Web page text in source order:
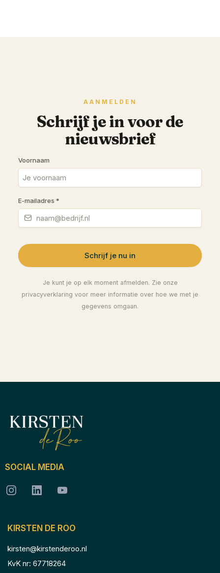
AANMELDEN
Schrijf je in voor de
nieuwsbrief
Voornaam
E-mailadres *
Schrijf je nu in
Je kunt je op elk moment afmelden. Zie onze
privacyverklaring voor meer informatie over hoe we met je
gegevens omgaan.
SOCIAL MEDIA
KIRSTEN DE ROO
kirsten@kirstenderoo.nl
KvK nr: 67718264